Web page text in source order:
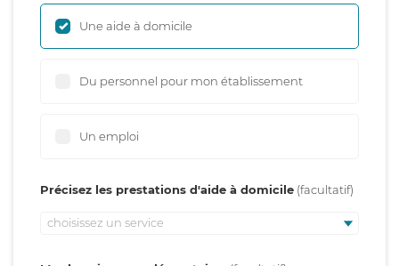
Une aide à domicile
Du personnel pour mon établissement
Un emploi
Précisez les prestations d'aide à domicile
choisissez un service